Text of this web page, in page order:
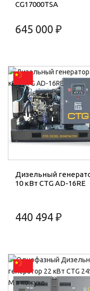
CG17000TSA
645 000 ₽
Дизельный
10 кВт CTG AD-16RE
440 494 ₽